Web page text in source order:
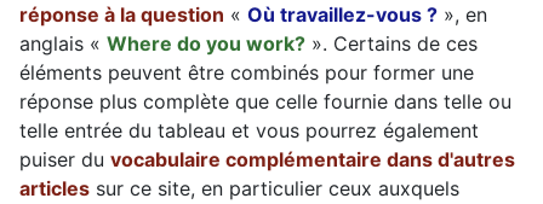
réponse à la question « Où travaillez-vous ? », en
anglais « Where do you work? ». Certains de ces
éléments peuvent être combinés pour former une
réponse plus complète que celle fournie dans telle ou
telle entrée du tableau et vous pourrez également
puiser du vocabulaire complémentaire dans d'autres
articles sur ce site, en particulier ceux auxquels